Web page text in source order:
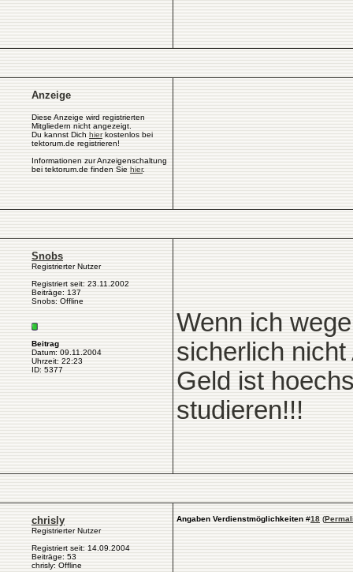
Anzeige
Diese Anzeige wird registrierten
Mitgliedern nicht angezeigt.
Du kannst Dich hierkostenlos bei
tektorum.de registrieren!
Informationen zur Anzeigenschaltung
bei tektorum.de finden Sie hier.
Snobs
Registrierter Nutzer
Registriert seit: 23.11.2002
Beiträge: 137
Snobs: Offline
Beitrag
Datum: 09.11.2004
Uhrzeit: 22:23
ID: 5377
Wenn ich
sicherlich
Geld ist
studieren!!!
chrisly
Registrierter Nutzer
Registriert seit: 14.09.2004
Beiträge: 53
chrisly: Offline
Angaben Verdienstmöglichkeiten #18 (